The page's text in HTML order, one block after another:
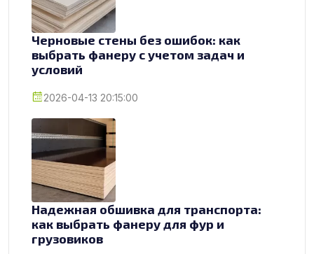
Черновые стены без ошибок: как
выбрать фанеру с учетом задач и
условий
2026-04-13 20:15:00
Надежная обшивка для транспорта:
как выбрать фанеру для фур и
грузовиков